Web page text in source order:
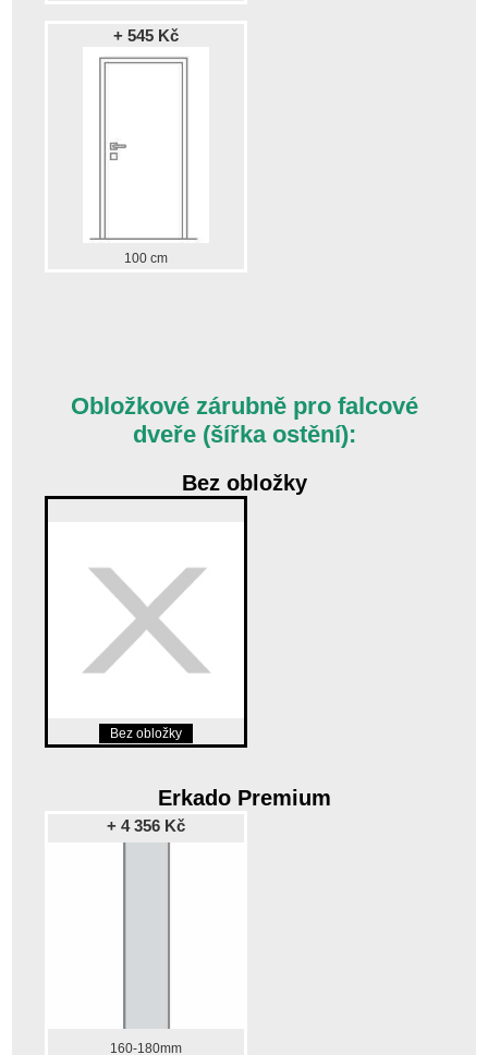
+ 545 Kč
100 cm
Obložkové zárubně pro falcové
dveře (šířka ostění):
Bez obložky
Bez obložky
Erkado Premium
+ 4 356 Kč
160-180mm